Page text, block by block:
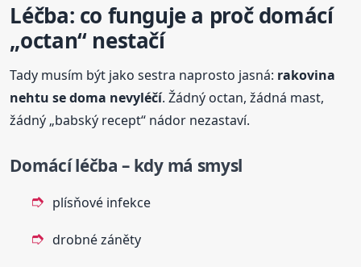
Léčba: co funguje a proč domácí
„octan“ nestačí
Tady musím být jako sestra naprosto jasná: rakovina
nehtu se doma nevyléčí. Žádný octan, žádná mast,
žádný „babský recept“ nádor nezastaví.
Domácí léčba – kdy má smysl
plísňové infekce
drobné záněty